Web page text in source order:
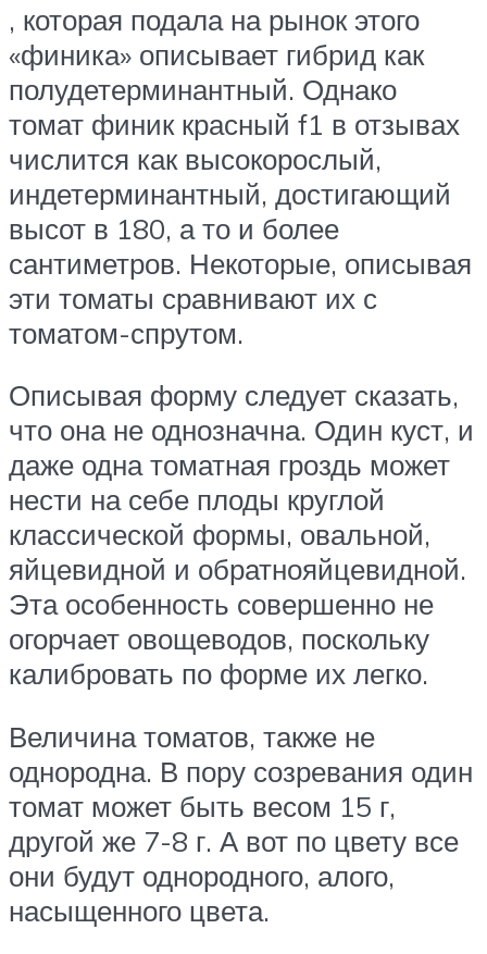
, которая подала на рынок этого
«финика» описывает гибрид как
полудетерминантный. Однако
томат финик красный f1 в отзывах
числится как высокорослый,
индетерминантный, достигающий
высот в 180, а то и более
сантиметров. Некоторые, описывая
эти томаты сравнивают их с
томатом-спрутом.
Описывая форму следует сказать,
что она не однозначна. Один куст, и
даже одна томатная гроздь может
нести на себе плоды круглой
классической формы, овальной,
яйцевидной и обратнояйцевидной.
Эта особенность совершенно не
огорчает овощеводов, поскольку
калибровать по форме их легко.
Величина томатов, также не
однородна. В пору созревания один
томат может быть весом 15 г,
другой же 7-8 г. А вот по цвету все
они будут однородного, алого,
насыщенного цвета.